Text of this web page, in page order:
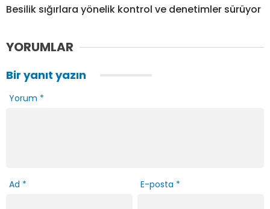
Besilik sığırlara yönelik kontrol ve denetimler sürüyor
YORUMLAR
Bir yanıt yazın
Yorum *
Ad * E-posta *